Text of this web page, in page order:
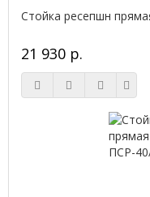
Стойка ресепшн
21 930 р.